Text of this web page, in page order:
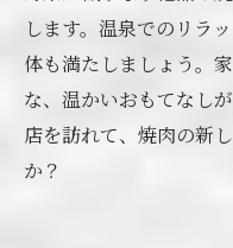
します。温泉でのリラ
体も満たしましょう。
な、温かいおもてなし
店を訪れて、焼肉の新
か？